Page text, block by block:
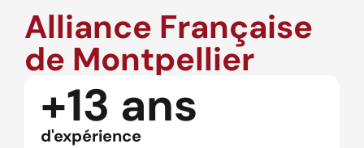
Alliance Française
de Montpellier
+13 ans
d'expérience